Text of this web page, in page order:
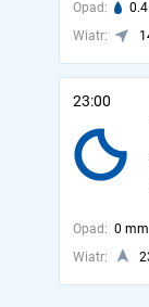
Opad:
Wiatr:
23:00
Opad: 0 mm
Wiatr: